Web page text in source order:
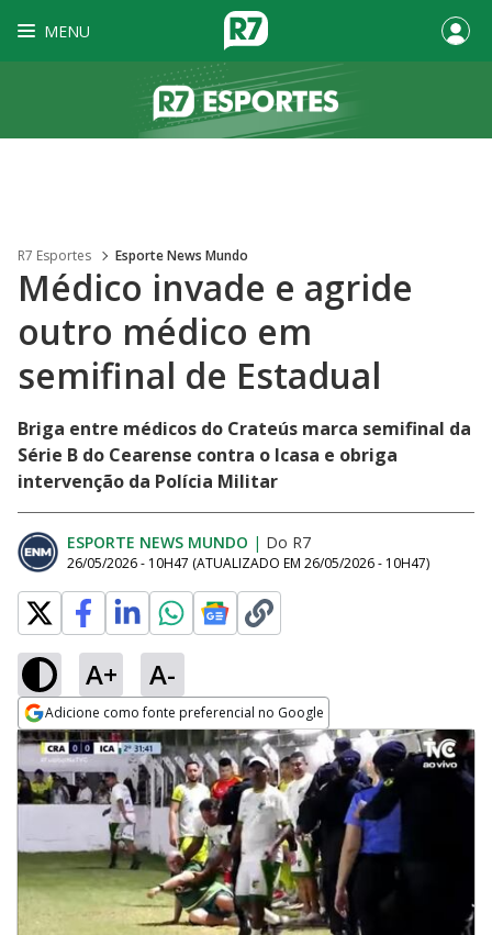
MENU
R7 Esportes Esporte News Mundo
Médico invade e agride
outro médico em
semifinal de Estadual
Briga entre médicos do Crateús marca semifinal da
Série B do Cearense contra o Icasa e obriga
intervenção da Polícia Militar
ESPORTE NEWS MUNDO | Do R7
26/05/2026 - 10H47 (ATUALIZADO EM 26/05/2026 - 10H47)
A+ A-
Adicione como fonte preferencial no Google
Opens in new window